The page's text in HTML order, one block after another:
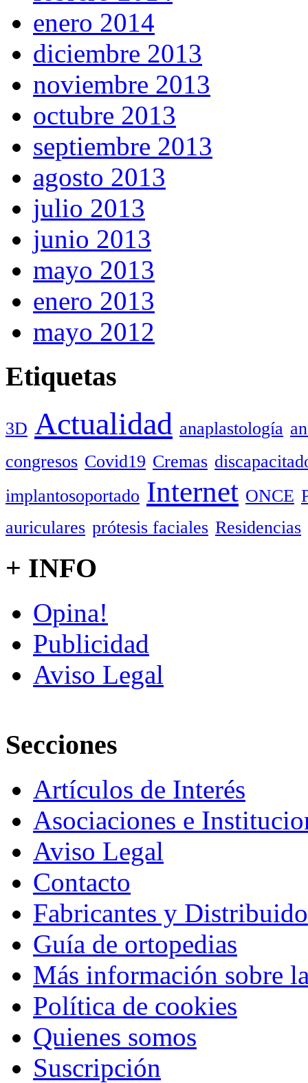
enero 2014
diciembre 2013
noviembre 2013
octubre 2013
septiembre 2013
agosto 2013
julio 2013
junio 2013
mayo 2013
enero 2013
mayo 2012
Etiquetas
3D Actualidad anaplastología
congresos Covid19 Cremas
implantosoportado Internet ONCE
auriculares prótesis faciales Residencias
+ INFO
Opina!
Publicidad
Aviso Legal
Secciones
Artículos de Interés
Asociaciones e
Aviso Legal
Contacto
Fabricantes y
Guía de ortopedias
Más información sobre
Política de cookies
Quienes somos
Suscripción